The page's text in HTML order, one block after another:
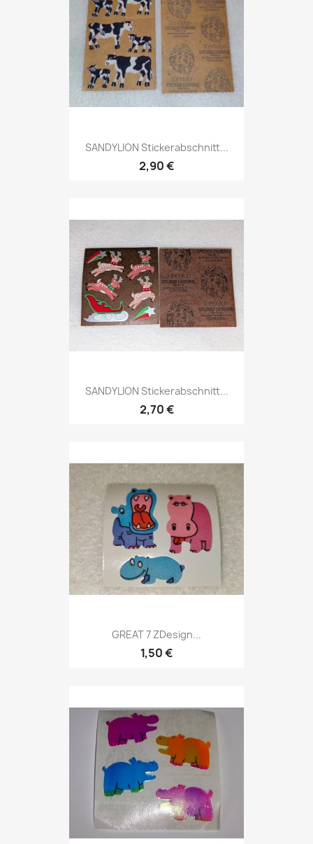
SANDYLION Stickerabschnitt...
2,90 €
SANDYLION Stickerabschnitt...
2,70 €
GREAT 7 ZDesign...
1,50 €